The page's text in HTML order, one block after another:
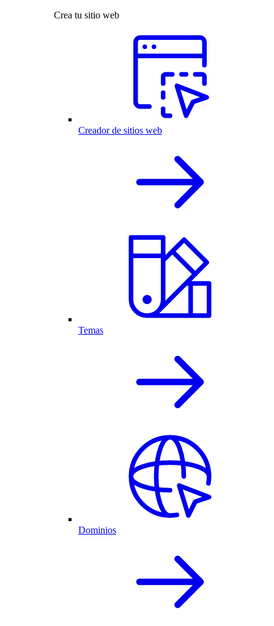
Crea tu sitio web
Creador de sitios web
Temas
Dominios